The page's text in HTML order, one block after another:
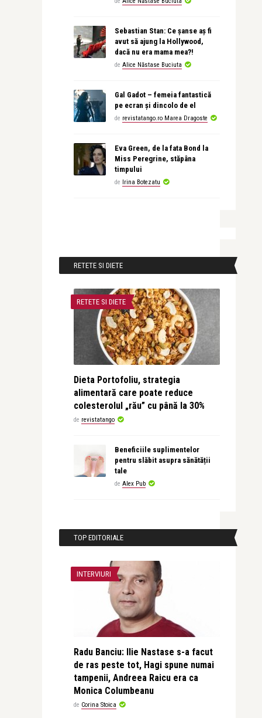
Sebastian Stan: Ce șanse aș fi
avut să ajung la Hollywood,
dacă nu era mama mea?!
de Alice Năstase Buciuta
Gal Gadot – femeia fantastică
pe ecran și dincolo de el
de revistatango.ro Marea Dragoste
Eva Green, de la fata Bond la
Miss Peregrine, stăpâna
timpului
de Irina Botezatu
RETETE SI DIETE
RETETE SI DIETE
Dieta Portofoliu, strategia
alimentară care poate reduce
colesterolul „rău” cu până la 30%
de revistatango
Beneficiile suplimentelor
pentru slăbit asupra sănătății
tale
de Alex Pub
TOP EDITORIALE
INTERVIURI
Radu Banciu: Ilie Nastase s-a facut
de ras peste tot, Hagi spune numai
tampenii, Andreea Raicu era ca
Monica Columbeanu
de Corina Stoica